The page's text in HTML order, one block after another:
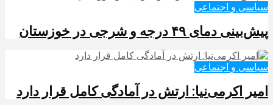
سیاسی و اجتماعی
پیش‌بینی دمای ۴۹ درجه و شرجی در خوزستان
سیاسی و اجتماعی
امیر اکرمی‌نیا: ارتش در آمادگی کامل قرار دارد